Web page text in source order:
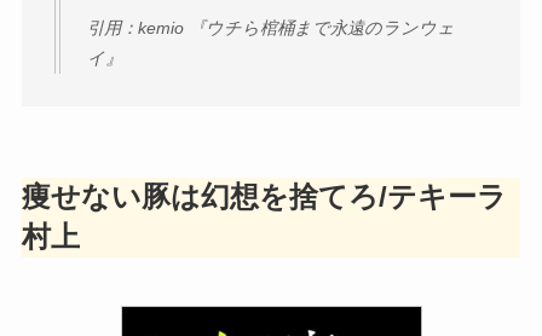
引用：kemio 『ウチら棺桶まで永遠のランウェ
イ』
痩せない豚は幻想を捨てろ/テキーラ
村上